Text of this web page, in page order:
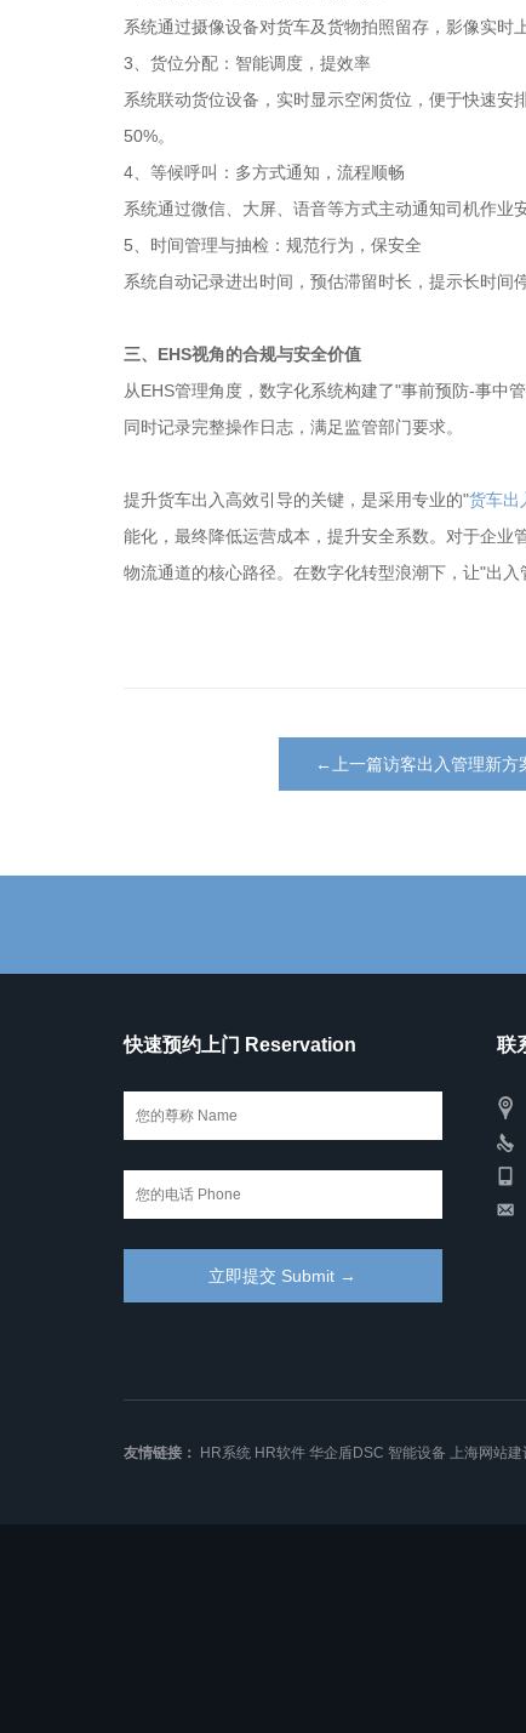
系统通过摄像设备对货车及货物拍照留存，影像实时
3、货位分配：智能调度，提效率
系统联动货位设备，实时显示空闲货位，便于快速
50%。
4、等候呼叫：多方式通知，流程顺畅
系统通过微信、大屏、语音等方式主动通知司机作业
5、时间管理与抽检：规范行为，保安全
系统自动记录进出时间，预估滞留时长，提示长时间
三、EHS视角的合规与安全价值
从EHS管理角度，数字化系统构建了"事前预防-事中
同时记录完整操作日志，满足监管部门要求。
提升货车出入高效引导的关键，是采用专业的"货车出
能化，最终降低运营成本，提升安全系数。对于企业
物流通道的核心路径。在数字化转型浪潮下，让"出
←上一篇访客出入管理新方
快速预约上门 Reservation 联
友情链接： HR系统 HR软件 华企盾DSC 智能设备 上海网站建